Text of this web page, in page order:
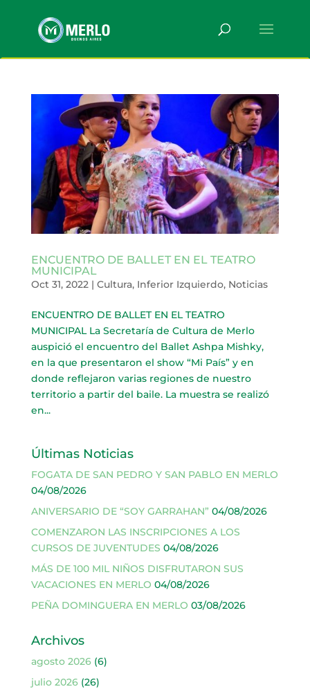
ENCUENTRO DE BALLET EN EL TEATRO
MUNICIPAL
Oct 31, 2022 | Cultura, Inferior Izquierdo, Noticias
ENCUENTRO DE BALLET EN EL TEATRO
MUNICIPAL La Secretaría de Cultura de Merlo
auspició el encuentro del Ballet Ashpa Mishky,
en la que presentaron el show “Mi País” y en
donde reflejaron varias regiones de nuestro
territorio a partir del baile. La muestra se realizó
en...
Últimas Noticias
FOGATA DE SAN PEDRO Y SAN PABLO EN MERLO
04/08/2026
ANIVERSARIO DE “SOY GARRAHAN” 04/08/2026
COMENZARON LAS INSCRIPCIONES A LOS
CURSOS DE JUVENTUDES 04/08/2026
MÁS DE 100 MIL NIÑOS DISFRUTARON SUS
VACACIONES EN MERLO 04/08/2026
PEÑA DOMINGUERA EN MERLO 03/08/2026
Archivos
agosto 2026(6)
julio 2026(26)